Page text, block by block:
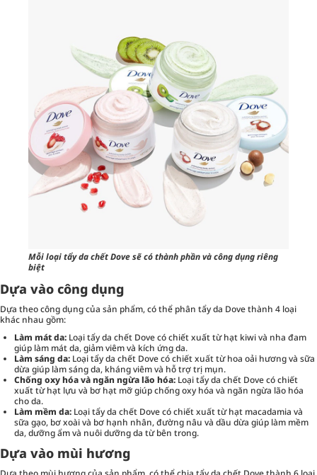
Mỗi loại tẩy da chết Dove sẽ có thành phần và công dụng riêng
biệt
Dựa vào công dụng
Dựa theo công dụng của sản phẩm, có thể phân tẩy da Dove thành 4 loại
khác nhau gồm:
Làm mát da: Loại tẩy da chết Dove có chiết xuất từ hạt kiwi và nha đam
giúp làm mát da, giảm viêm và kích ứng da.
Làm sáng da: Loại tẩy da chết Dove có chiết xuất từ hoa oải hương và sữa
dừa giúp làm sáng da, kháng viêm và hỗ trợ trị mụn.
Chống oxy hóa và ngăn ngừa lão hóa: Loại tẩy da chết Dove có chiết
xuất từ hạt lựu và bơ hạt mỡ giúp chống oxy hóa và ngăn ngừa lão hóa
cho da.
Làm mềm da: Loại tẩy da chết Dove có chiết xuất từ hạt macadamia và
sữa gạo, bơ xoài và bơ hạnh nhân, đường nâu và dầu dừa giúp làm mềm
da, dưỡng ẩm và nuôi dưỡng da từ bên trong.
Dựa vào mùi hương